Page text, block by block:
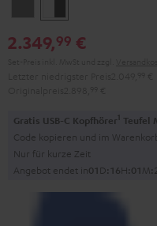
/
Schwarz
2.349,99 €
Gratis USB-C Kopfhörer1 Teufel
Code kopieren und im
Nur für kurze Zeit
Angebot endet in01D:16H:01M: